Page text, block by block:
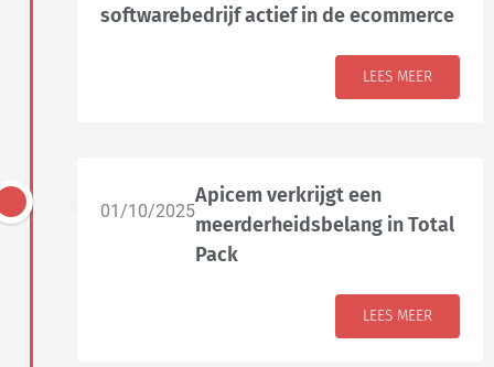
softwarebedrijf actief in de ecommerce
LEES MEER
01/10/2025
Apicem verkrijgt een
meerderheidsbelang in Total
Pack
LEES MEER